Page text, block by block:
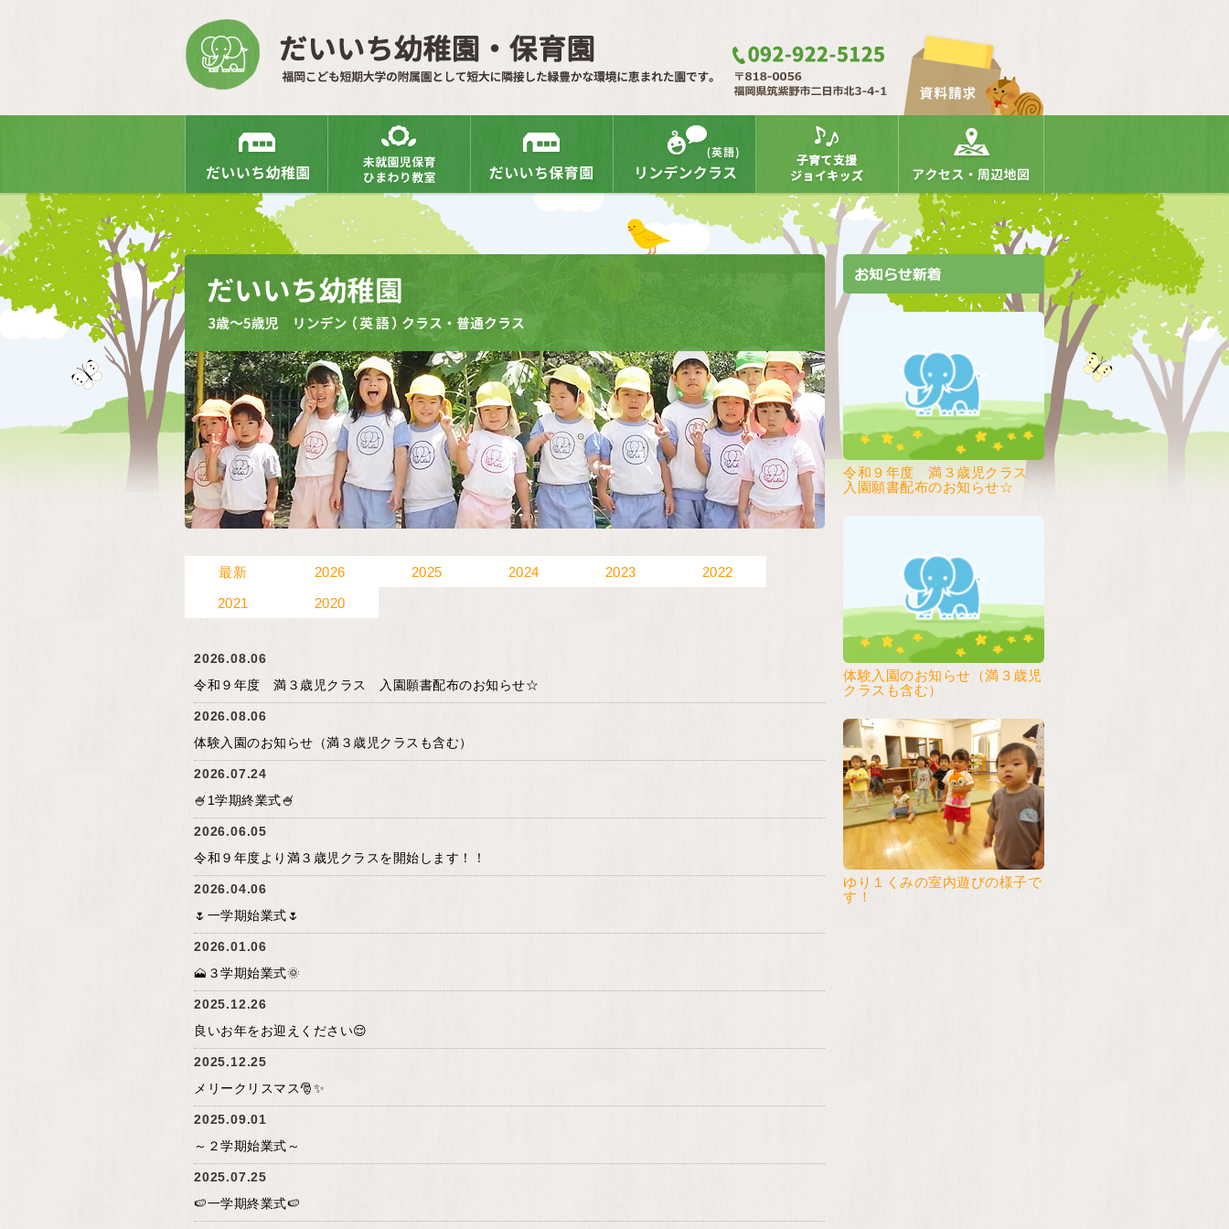
令和９年度 満３歳児クラス
入園願書配布のお知らせ☆
体験入園のお知らせ（満３歳児
クラスも含む）
ゆり１くみの室内遊びの様子で
す！
最新 2026 2025 2024 2023 2022
2021 2020
2026.08.06
令和９年度 満３歳児クラス 入園願書配布のお知らせ☆
2026.08.06
体験入園のお知らせ（満３歳児クラスも含む）
2026.07.24
🍧1学期終業式🍧
2026.06.05
令和９年度より満３歳児クラスを開始します！！
2026.04.06
🌷一学期始業式🌷
2026.01.06
🗻３学期始業式🌞
2025.12.26
良いお年をお迎えください😌
2025.12.25
メリークリスマス🎅✨
2025.09.01
～２学期始業式～
2025.07.25
🍉一学期終業式🍉